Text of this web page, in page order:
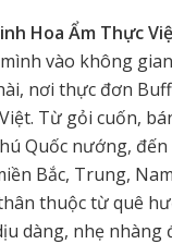
Hoa Ẩm Thực
vào không
nơi thực đơn
Từ gỏi cuốn,
Quốc nướng,
Bắc, Trung,
thuộc từ quê
dàng, nhẹ nhàng